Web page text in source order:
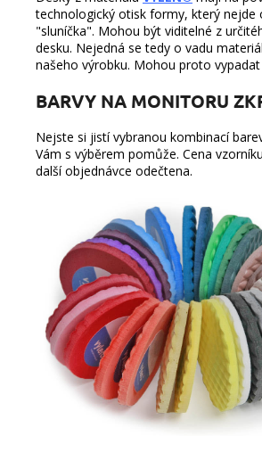
technologický otisk formy, který nejde
"sluníčka". Mohou být viditelné z
desku. Nejedná se tedy o vadu
našeho výrobku. Mohou proto
BARVY NA MONITORU
Nejste si jistí vybranou kombinací
Vám s výběrem pomůže. Cena
další objednávce odečtena.